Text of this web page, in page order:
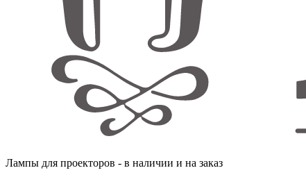
Лампы для проекторов - в наличии и на заказ